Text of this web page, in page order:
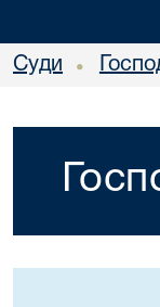
Суди •